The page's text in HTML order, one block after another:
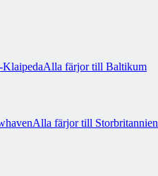
KlaipedaAlla färjor till Baltikum
Alla färjor till Storbritannien